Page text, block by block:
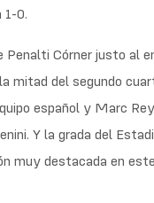
1-0.
Córner justo al
mitad del segundo
español y Marc
Y la grada del
muy destacada en